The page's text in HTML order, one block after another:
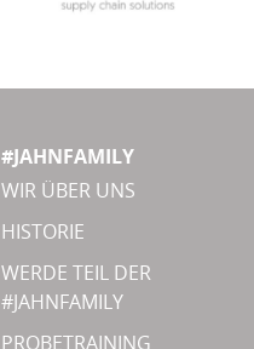
#JAHNFAMILY
WIR ÜBER UNS
HISTORIE
WERDE TEIL DER
#JAHNFAMILY
PROBETRAINING